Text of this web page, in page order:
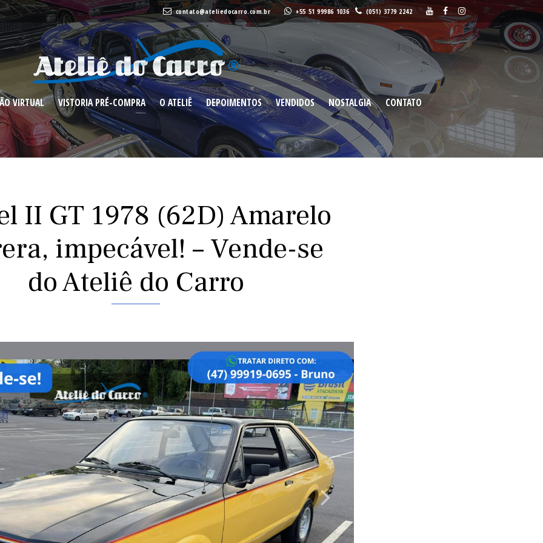
VISTORIA PRÉ-
COMPRA
O
ATELIÊ
DEPOIMENTOS VENDIDOS NOSTALGIA CONTATO Buscar
contato@ateliedocarro.com.br +55 51 99986 1036 (051) 3779 2242
VIRTUAL VISTORIA PRÉ-COMPRA O ATELIÊ DEPOIMENTOS VENDIDOS NOSTALGIA CONTATO
II GT 1978 (62D) Amarelo
impecável! – Vende-se
do Ateliê do Carro
Próximo